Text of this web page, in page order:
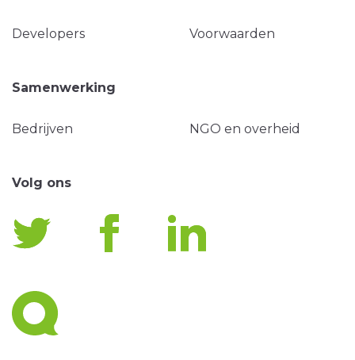
Developers Voorwaarden
Samenwerking
Bedrijven NGO en overheid
Volg ons